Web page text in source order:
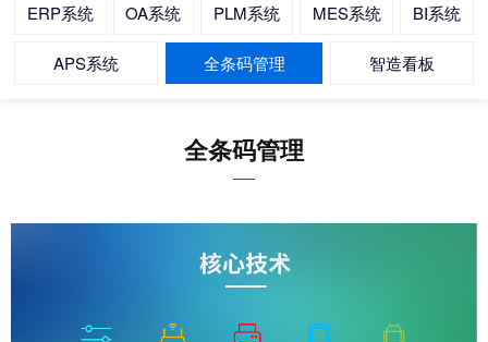
ERP系统 OA系统 PLM系统 MES系统 BI系统
APS系统 全条码管理 智造看板
全条码管理